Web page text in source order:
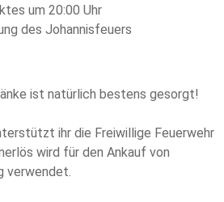
um 20:00 Uhr
des Johannisfeuers
ist natürlich bestens gesorgt!
ihr die Freiwillige Feuerwehr
wird für den Ankauf von
verwendet.